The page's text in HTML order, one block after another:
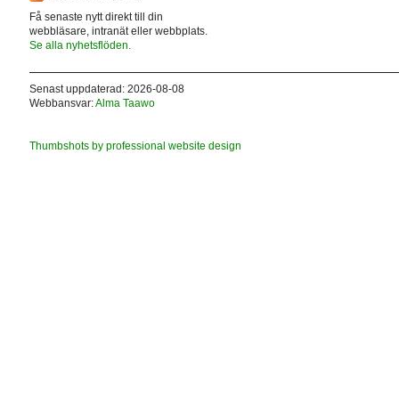
Få senaste nytt direkt till din
webbläsare, intranät eller webbplats.
Se alla nyhetsflöden.
Senast uppdaterad: 2026-08-08
Webbansvar:Alma Taawo
Thumbshots by professional website design